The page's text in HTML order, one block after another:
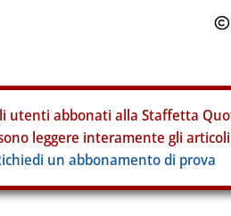
utenti abbonati alla Staffetta
leggere interamente gli
un abbonamento di prova